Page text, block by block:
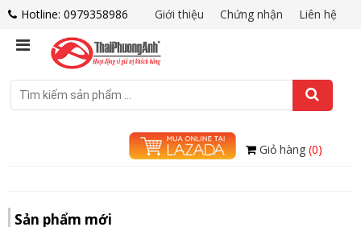
Hotline: 0979358986 Liên hệ
Chứng nhận
Giới thiệu
Giỏ hàng (0)
Sản phẩm mới